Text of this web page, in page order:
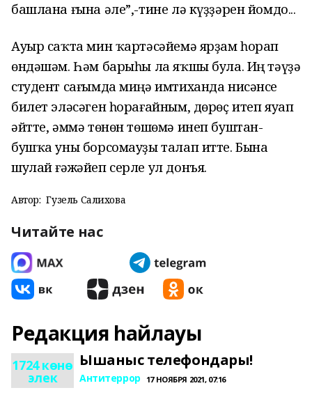
башлана ғына әле”,-тине лә күҙҙәрен йомдо...
Ауыр саҡта мин ҡартәсәйемә ярҙам һорап
өндәшәм. Һәм барыһы ла яҡшы була. Иң тәүҙә
студент сағымда миңә имтиханда нисәнсе
билет эләсәген һорағайным, дөрөҫ итеп яуап
әйтте, әммә төнөн төшөмә инеп буштан-
бушҡа уны борсомауҙы талап итте. Бына
шулай ғәжәйеп серле ул донъя.
Автор: Гузель Салихова
Читайте нас
Редакция һайлауы
1724 көнө
элек
Ышаныс телефондары!
Антитеррор 17 НОЯБРЯ 2021, 07:16